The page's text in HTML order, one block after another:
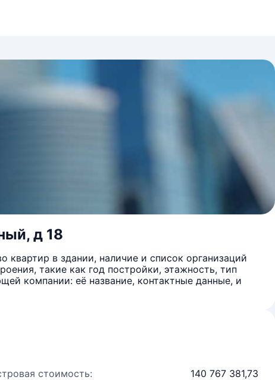
д 18
в здании, наличие и список организаций
такие как год постройки, этажность, тип
компании: её название, контактные данные, и
стоимость: 140 767 381,73